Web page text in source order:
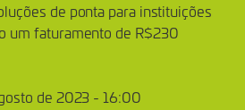
de ponta para instituições
um faturamento de R$230
de 2023 - 16:00